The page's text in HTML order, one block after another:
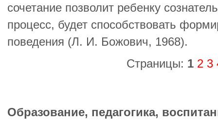
сочетание позволит ребенку
процесс, будет способствовать
поведения (Л. И. Божович, 1968).
Страницы: 1 2 3
Образование, педагогика,